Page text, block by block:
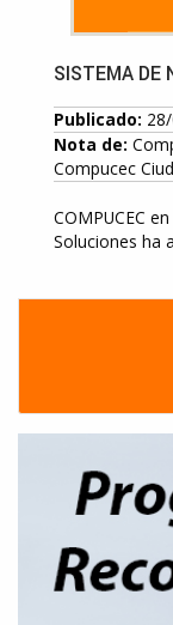
SISTEMA DE
Publicado:
Nota de:
Compucec
COMPUCEC
Soluciones ha